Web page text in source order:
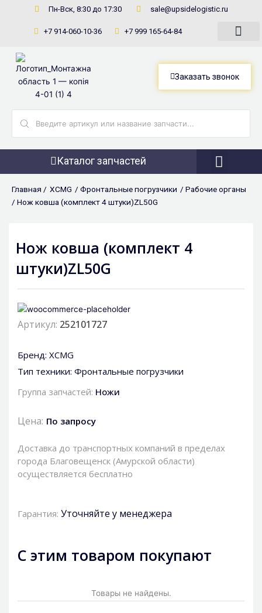
содержимому
Пн-Вск, 8:30 до 17:30 sale@upsidelogistic.ru
+7 914-060-10-36 +7 999 165-64-84
Заказать звонок
Каталог запчастей
Главная / XCMG / Фронтальные погрузчики / Рабочие органы
/ Нож ковша (комплект 4 штуки)ZL50G
Нож ковша (комплект 4
штуки)ZL50G
Артикул: 252101727
Бренд: XCMG
Тип техники: Фронтальные погрузчики
Группа запчастей: Ножи
Цена: По запросу
Доставка до транспортных компаний в пределах
города Благовещенск (Амурской области)
осуществляется бесплатно
Гарантия: Уточняйте у менеджера
С этим товаром покупают
Товары не найдены.